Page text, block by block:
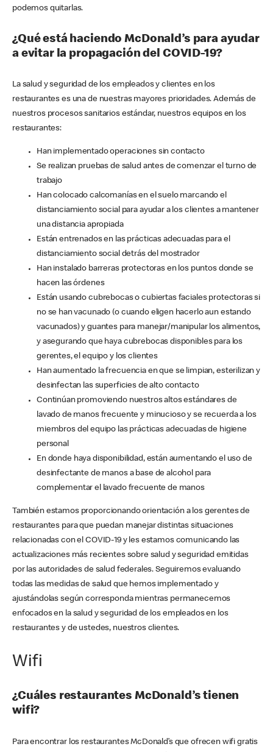
podemos quitarlas.
¿Qué está haciendo McDonald’s para ayudar
a evitar la propagación del COVID-19?
La salud y seguridad de los empleados y clientes en los
restaurantes es una de nuestras mayores prioridades. Además de
nuestros procesos sanitarios estándar, nuestros equipos en los
restaurantes:
Han implementado operaciones sin contacto
Se realizan pruebas de salud antes de comenzar el turno de
trabajo
Han colocado calcomanías en el suelo marcando el
distanciamiento social para ayudar a los clientes a mantener
una distancia apropiada
Están entrenados en las prácticas adecuadas para el
distanciamiento social detrás del mostrador
Han instalado barreras protectoras en los puntos donde se
hacen las órdenes
Están usando cubrebocas o cubiertas faciales protectoras si
no se han vacunado (o cuando eligen hacerlo aun estando
vacunados) y guantes para manejar/manipular los alimentos,
y asegurando que haya cubrebocas disponibles para los
gerentes, el equipo y los clientes
Han aumentado la frecuencia en que se limpian, esterilizan y
desinfectan las superficies de alto contacto
Continúan promoviendo nuestros altos estándares de
lavado de manos frecuente y minucioso y se recuerda a los
miembros del equipo las prácticas adecuadas de higiene
personal
En donde haya disponibilidad, están aumentando el uso de
desinfectante de manos a base de alcohol para
complementar el lavado frecuente de manos
También estamos proporcionando orientación a los gerentes de
restaurantes para que puedan manejar distintas situaciones
relacionadas con el COVID-19 y les estamos comunicando las
actualizaciones más recientes sobre salud y seguridad emitidas
por las autoridades de salud federales. Seguiremos evaluando
todas las medidas de salud que hemos implementado y
ajustándolas según corresponda mientras permanecemos
enfocados en la salud y seguridad de los empleados en los
restaurantes y de ustedes, nuestros clientes.
Wifi
¿Cuáles restaurantes McDonald’s tienen
wifi?
Para encontrar los restaurantes McDonald’s que ofrecen wifi gratis